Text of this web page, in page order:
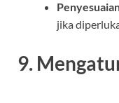
jika
9.